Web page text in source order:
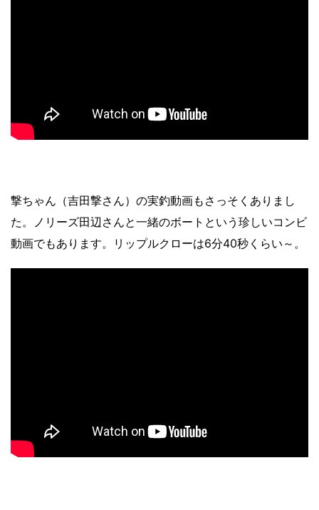
撃ちゃん（吉田撃さん）の実釣動画もさっそくありまし
た。ノリーズ田辺さんと一緒のボートという珍しいコンビ
動画でもあります。リップルクローは6分40秒くらい～。